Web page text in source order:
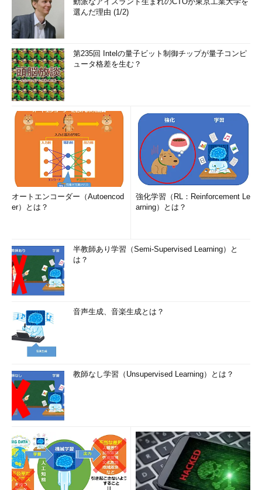
選んだ理由 (1/2)
第235回 Intelの量子ビット制御チップが量子コンピ
ュータ格差を生む？
オートエンコーダー（Autoencod
er）とは？
強化学習（RL：Reinforcement Le
arning）とは？
半教師あり学習（Semi-Supervised Learning）と
は？
音声生成、音楽生成とは？
教師なし学習（Unsupervised Learning）とは？